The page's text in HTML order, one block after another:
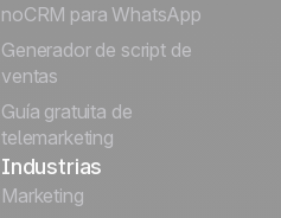
noCRM para WhatsApp
Generador de script de
ventas
Guía gratuita de
telemarketing
Industrias
Marketing